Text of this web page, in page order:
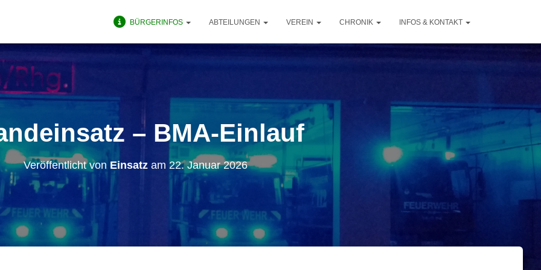
BÜRGERINFOS ABTEILUNGEN VEREIN CHRONIK INFOS & KONTAKT
– BMA-Einlauf
Veröffentlicht von Einsatzam 22. Januar 2026